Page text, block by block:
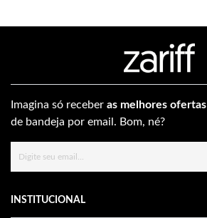
Imagina só receber as melhores ofertas
de bandeja por email. Bom, né?
INSTITUCIONAL